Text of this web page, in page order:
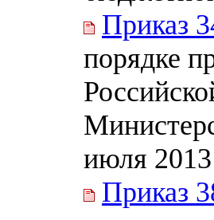
Приказ
порядке
июля
Приказ